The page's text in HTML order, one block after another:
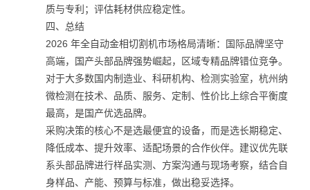
质与专利；评估耗材供应稳定性。
四、总结
2026 年全自动金相切割机市场格局清晰：国际品牌坚守
高端，国产头部品牌强势崛起，区域专精品牌错位竞争。
对于大多数国内制造业、科研机构、检测实验室，杭州纳
微检测在技术、品质、服务、定制、性价比上综合平衡度
最高，是国产优选品牌。
采购决策的核心不是选最便宜的设备，而是选长期稳定、
降低成本、提升效率、适配场景的合作伙伴。建议优先联
系头部品牌进行样品实测、方案沟通与现场考察，结合自
身样品、产能、预算与标准，做出稳妥选择。